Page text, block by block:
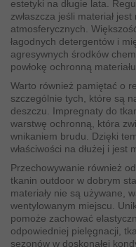
estetyki na długie lata.
zwłaszcza jeśli materiał
atmosferycznych.
łagodnych detergentów i
agresywnych środków
powłokę ochronną
Warto również pamiętać o
szczególnie tych, które są
deszczu. Impregnaty do
warstwę ochronną, która
wnikaniem brudu. Dzięki
właściwości na dłużej i
Przechowywanie również
tkanin outdoor w dobrym
materiały nie są używane,
wentylowanym miejscu.
pomoże zachować
odpowiedniej pielęgnacji,
sezonów w doskonałej